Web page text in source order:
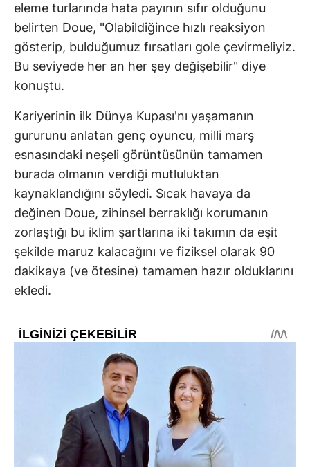
eleme turlarında hata payının sıfır olduğunu
belirten Doue, "Olabildiğince hızlı reaksiyon
gösterip, bulduğumuz fırsatları gole çevirmeliyiz.
Bu seviyede her an her şey değişebilir" diye
konuştu.
Kariyerinin ilk Dünya Kupası'nı yaşamanın
gururunu anlatan genç oyuncu, milli marş
esnasındaki neşeli görüntüsünün tamamen
burada olmanın verdiği mutluluktan
kaynaklandığını söyledi. Sıcak havaya da
değinen Doue, zihinsel berraklığı korumanın
zorlaştığı bu iklim şartlarına iki takımın da eşit
şekilde maruz kalacağını ve fiziksel olarak 90
dakikaya (ve ötesine) tamamen hazır olduklarını
ekledi.